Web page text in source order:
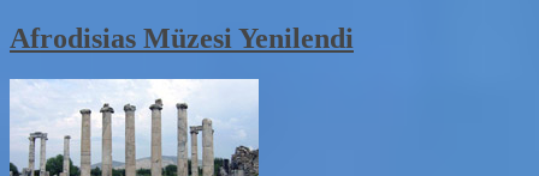
Afrodisias Müzesi Yenilendi